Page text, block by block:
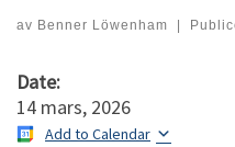
av Benner Löwenham |
Date:
14 mars, 2026
Add to Calendar